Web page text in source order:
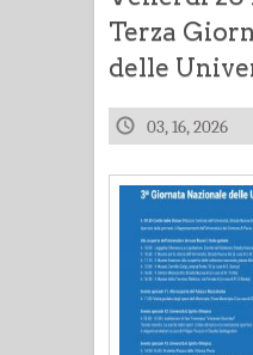
Terza
delle
03, 16, 2026